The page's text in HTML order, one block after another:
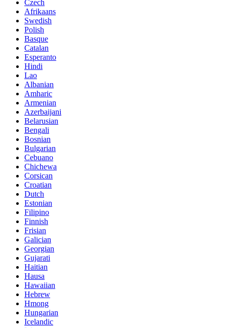
Czech
Afrikaans
Swedish
Polish
Basque
Catalan
Esperanto
Hindi
Lao
Albanian
Amharic
Armenian
Azerbaijani
Belarusian
Bengali
Bosnian
Bulgarian
Cebuano
Chichewa
Corsican
Croatian
Dutch
Estonian
Filipino
Finnish
Frisian
Galician
Georgian
Gujarati
Haitian
Hausa
Hawaiian
Hebrew
Hmong
Hungarian
Icelandic